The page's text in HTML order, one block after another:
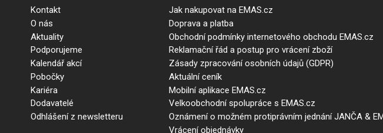
Kontakt
O nás
Aktuality
Podporujeme
Kalendář akcí
Pobočky
Kariéra
Dodavatelé
Odhlášení z newsletteru
Jak nakupovat na EMAS.cz
Doprava a platba
Obchodní podmínky internetového obchodu EMAS.cz
Reklamační řád a postup pro vrácení zboží
Zásady zpracování osobních údajů (GDPR)
Aktuální ceník
Mobilní aplikace EMAS.cz
Velkoobchodní spolupráce s EMAS.cz
Oznámení o možném protiprávním jednání JANČA &
Vrácení objednávky